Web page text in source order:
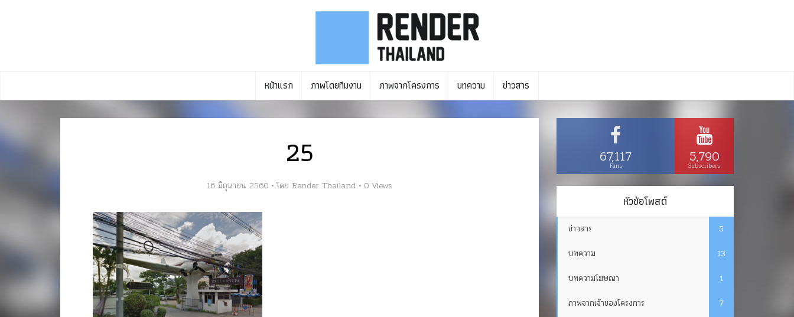
หน้าแรก ภาพโดยทีมงาน ภาพจากโครงการ บทความ ข่าวสาร
25
16 มิถุนายน 2560 โดย Render Thailand 0 Views
67,117
Fans 5,790
Subscribers
หัวข้อโพสต์
ข่าวสาร
5
บทความ
13
บทความโฆษณา
1
ภาพจากเจ้าของโครงการ
7